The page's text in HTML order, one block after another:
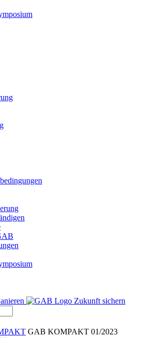
Zukunft sichern
GAB KOMPAKT 01/2023